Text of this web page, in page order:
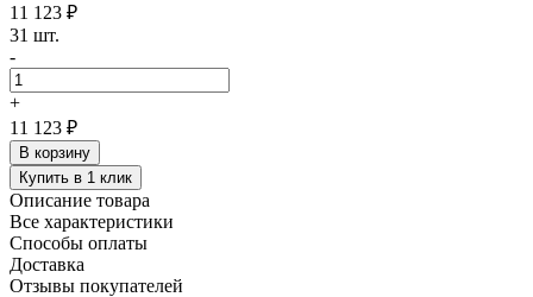
11 123 ₽
31 шт.
-
+
11 123 ₽
В корзину
Купить в 1 клик
Описание товара
Все характеристики
Способы оплаты
Доставка
Отзывы покупателей